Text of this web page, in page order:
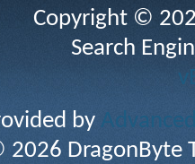
Copyright ©
Search
by
2026 DragonByte